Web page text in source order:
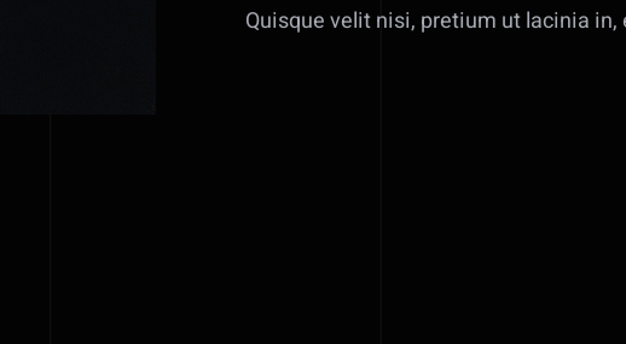
Quisque velit nisi, pretium ut lacinia